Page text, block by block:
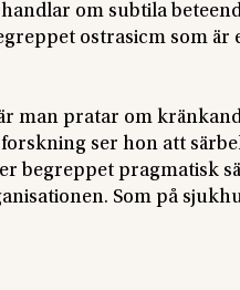
om subtila
ostrasicm som
man pratar om
ser hon att
begreppet pragmatisk
Som på